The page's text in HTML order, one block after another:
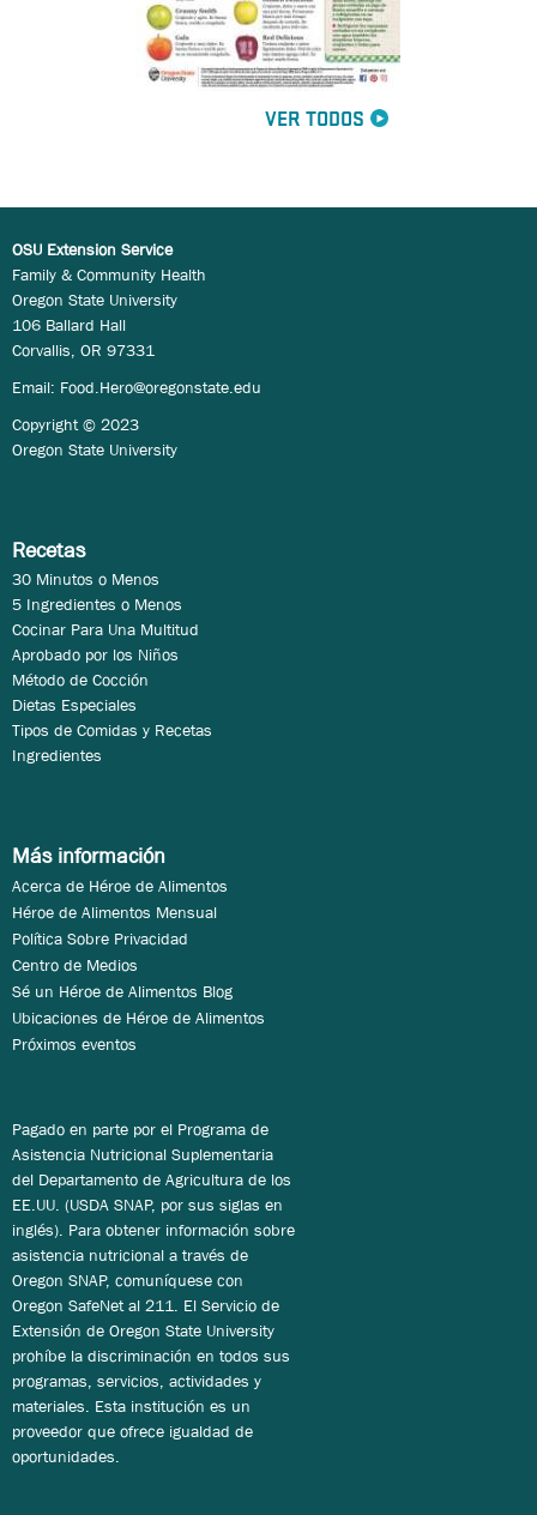
VER TODOS
OSU Extension Service
Family & Community Health
Oregon State University
106 Ballard Hall
Corvallis, OR 97331
Email: Food.Hero@oregonstate.edu
Copyright © 2023
Oregon State University
Recetas
30 Minutos o Menos
5 Ingredientes o Menos
Cocinar Para Una Multitud
Aprobado por los Niños
Método de Cocción
Dietas Especiales
Tipos de Comidas y Recetas
Ingredientes
Más información
Acerca de Héroe de Alimentos
Héroe de Alimentos Mensual
Política Sobre Privacidad
Centro de Medios
Sé un Héroe de Alimentos Blog
Ubicaciones de Héroe de Alimentos
Próximos eventos
Pagado en parte por el Programa de
Asistencia Nutricional Suplementaria
del Departamento de Agricultura de los
EE.UU. (USDA SNAP, por sus siglas en
inglés). Para obtener información sobre
asistencia nutricional a través de
Oregon SNAP, comuníquese con
Oregon SafeNet al 211. El Servicio de
Extensión de Oregon State University
prohíbe la discriminación en todos sus
programas, servicios, actividades y
materiales. Esta institución es un
proveedor que ofrece igualdad de
oportunidades.